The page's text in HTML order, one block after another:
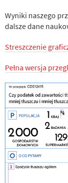
Wyniki naszego
dalsze dane
Streszczenie
Pełna wersja